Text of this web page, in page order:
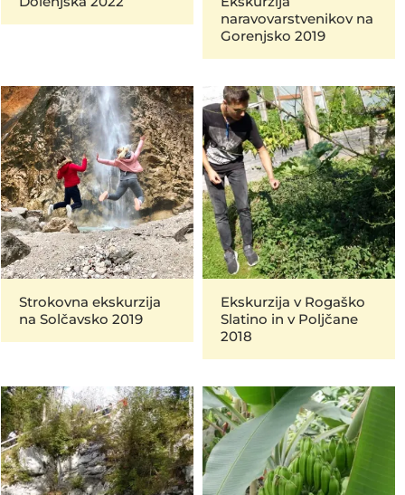
naravovarstvenikov na
Gorenjsko 2019
Strokovna ekskurzija
na Solčavsko 2019
Ekskurzija v Rogaško
Slatino in v Poljčane
2018